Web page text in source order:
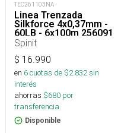
TEC261103NA
Linea Trenzada
Silkforce 4x0,37mm -
60LB - 6x100m 256091
Spinit
$ 16.990
en 6cuotas de $2.832sin
interés
ahorras $680 por
transferencia.
Disponible